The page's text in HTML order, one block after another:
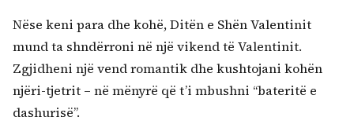
Nëse keni para dhe kohë, Ditën e Shën Valentinit
mund ta shndërroni në një vikend të Valentinit.
Zgjidheni një vend romantik dhe kushtojani kohën
njëri-tjetrit – në mënyrë që t’i mbushni “bateritë e
dashurisë”.